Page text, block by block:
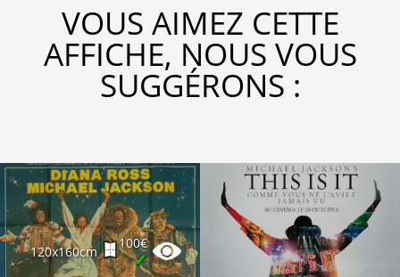
VOUS AIMEZ CETTE
AFFICHE, NOUS VOUS
SUGGÉRONS :
120x160cm
100€
✔